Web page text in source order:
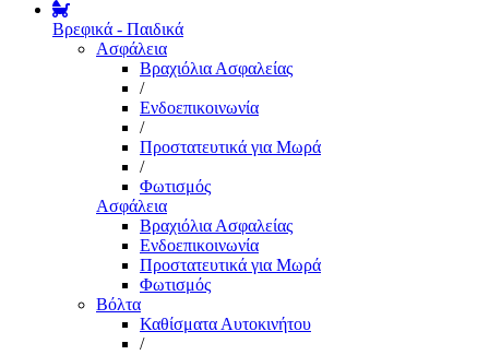
Βρεφικά - Παιδικά
Ασφάλεια
Βραχιόλια Ασφαλείας
/
Ενδοεπικοινωνία
/
Προστατευτικά για Μωρά
/
Φωτισμός
Ασφάλεια
Βραχιόλια Ασφαλείας
Ενδοεπικοινωνία
Προστατευτικά για Μωρά
Φωτισμός
Βόλτα
Καθίσματα Αυτοκινήτου
/